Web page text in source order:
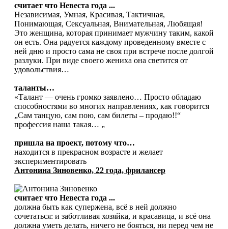
считает что Невеста года ...
Независимая, Умная, Красивая, Тактичная,
Понимающая, Сексуальная, Внимательная, Любящая!
Это женщина, которая принимает мужчину таким, какой
он есть. Она радуется каждому проведенному вместе с
ней дню и просто сама не своя при встрече после долгой
разлуки. При виде своего жениха она светится от
удовольствия…
таланты…
«Талант — очень громко заявлено… Просто обладаю
способностями во многих направлениях, как говорится
„Сам танцую, сам пою, сам билеты – продаю!!“
профессия наша такая… „
пришла на проект, потому что…
находится в прекрасном возрасте и желает
экспериментировать
Антонина Зиновенко, 22 года, фрилансер
считает что Невеста года ...
должна быть как супержена, всё в ней должно
сочетаться: и заботливая хозяйка, и красавица, и всё она
должна уметь делать, ничего не бояться, ни перед чем не